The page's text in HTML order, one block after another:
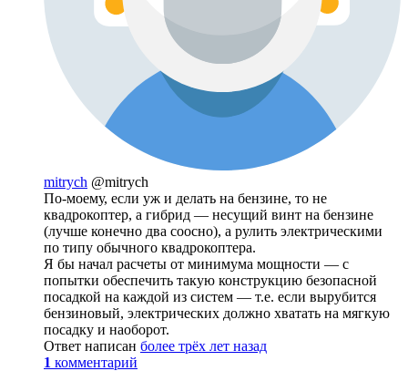
mitrych @mitrych
По-моему, если уж и делать на бензине, то не
квадрокоптер, а гибрид — несущий винт на бензине
(лучше конечно два соосно), а рулить электрическими
по типу обычного квадрокоптера.
Я бы начал расчеты от минимума мощности — с
попытки обеспечить такую конструкцию безопасной
посадкой на каждой из систем — т.е. если вырубится
бензиновый, электрических должно хватать на мягкую
посадку и наоборот.
Ответ написан более трёх лет назад
1 комментарий